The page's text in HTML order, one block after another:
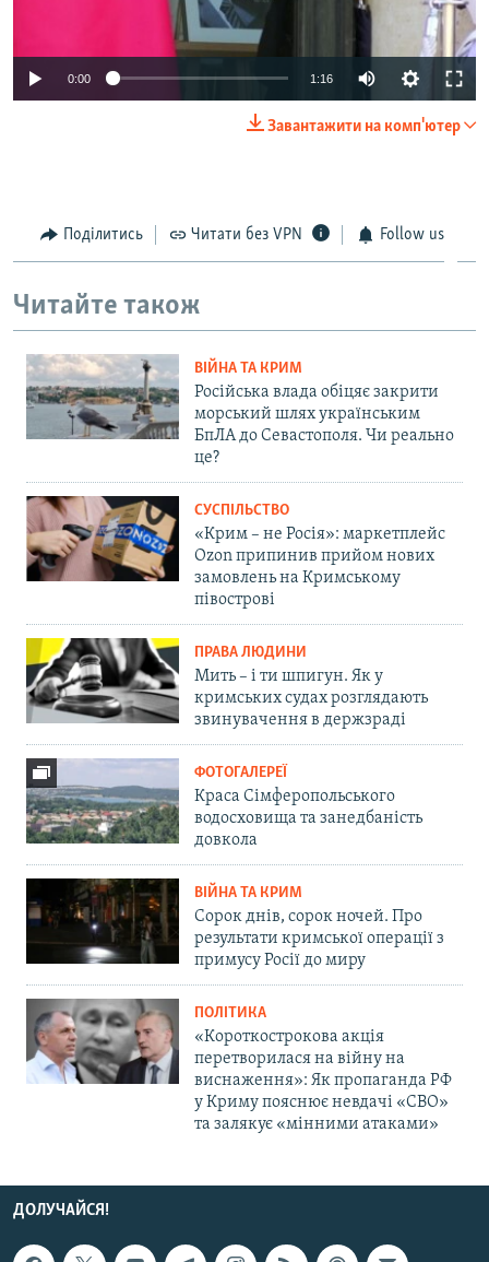
0:00 1:16
Завантажити на комп'ютер
Поділитись Читати без VPN Follow us
Читайте також
ВІЙНА ТА КРИМ
Російська влада обіцяє закрити
морський шлях українським
БпЛА до Севастополя. Чи реально
це?
СУСПІЛЬСТВО
«Крим – не Росія»: маркетплейс
Ozon припинив прийом нових
замовлень на Кримському
півострові
ПРАВА ЛЮДИНИ
Мить – і ти шпигун. Як у
кримських судах розглядають
звинувачення в держзраді
ФОТОГАЛЕРЕЇ
Краса Сімферопольського
водосховища та занедбаність
довкола
ВІЙНА ТА КРИМ
Сорок днів, сорок ночей. Про
результати кримської операції з
примусу Росії до миру
ПОЛІТИКА
«Короткострокова акція
перетворилася на війну на
виснаження»: Як пропаганда РФ
у Криму пояснює невдачі «СВО»
та залякує «мінними атаками»
ДОЛУЧАЙСЯ!